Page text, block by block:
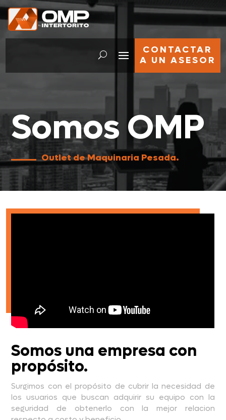
CONTACTAR
A UN ASESOR
Somos OMP
Outlet de Maquinaria Pesada.
Somos una empresa con
propósito.
Surgimos con el propósito de cubrir la necesidad de
los usuarios que buscan adquirir su equipo con la
seguridad de obtenerlo con la mejor relacion